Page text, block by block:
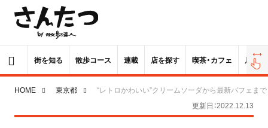
街を知る 散歩コース 連載 店を探す 喫茶・カフェ 居酒屋
HOME 東京都
“レトロかわいい”クリームソーダから最新パフェま
更新日：2022.12.13